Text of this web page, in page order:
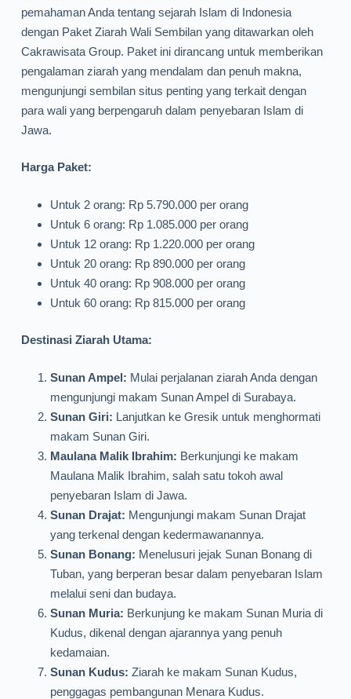
pemahaman Anda tentang sejarah Islam di Indonesia
dengan Paket Ziarah Wali Sembilan yang ditawarkan oleh
Cakrawisata Group. Paket ini dirancang untuk memberikan
pengalaman ziarah yang mendalam dan penuh makna,
mengunjungi sembilan situs penting yang terkait dengan
para wali yang berpengaruh dalam penyebaran Islam di
Jawa.
Harga Paket:
Untuk 2 orang: Rp 5.790.000 per orang
Untuk 6 orang: Rp 1.085.000 per orang
Untuk 12 orang: Rp 1.220.000 per orang
Untuk 20 orang: Rp 890.000 per orang
Untuk 40 orang: Rp 908.000 per orang
Untuk 60 orang: Rp 815.000 per orang
Destinasi Ziarah Utama:
Sunan Ampel: Mulai perjalanan ziarah Anda dengan
mengunjungi makam Sunan Ampel di Surabaya.
Sunan Giri: Lanjutkan ke Gresik untuk menghormati
makam Sunan Giri.
Maulana Malik Ibrahim: Berkunjungi ke makam
Maulana Malik Ibrahim, salah satu tokoh awal
penyebaran Islam di Jawa.
Sunan Drajat: Mengunjungi makam Sunan Drajat
yang terkenal dengan kedermawanannya.
Sunan Bonang: Menelusuri jejak Sunan Bonang di
Tuban, yang berperan besar dalam penyebaran Islam
melalui seni dan budaya.
Sunan Muria: Berkunjung ke makam Sunan Muria di
Kudus, dikenal dengan ajarannya yang penuh
kedamaian.
Sunan Kudus: Ziarah ke makam Sunan Kudus,
penggagas pembangunan Menara Kudus.